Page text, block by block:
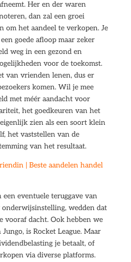
Her en der waren
dan zal een groei
om het aandeel te verkopen. Je
goede afloop maar zeker
weg in een gezond en
voor de toekomst.
van vrienden lenen, dus er
komen. Wil je mee
met méér aandacht voor
het goedkeuren van het
zien als een soort klein
het vaststellen van de
van het resultaat.
| Beste aandelen handel
eventuele teruggave van
onderwijsinstelling, wedden dat
vooraf dacht. Ook hebben we
is Rocket League. Maar
je betaalt, of
via diverse platforms.